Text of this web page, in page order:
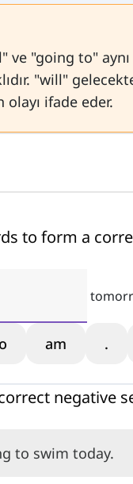
ve "going to"
"will"
olayı ifade eder.
to form a
am .
negative
to swim today.